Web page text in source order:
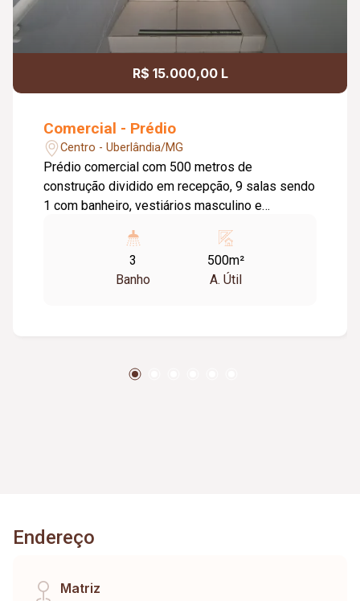
R$ 15.000,00 L
Comercial - Prédio
Centro - Uberlândia/MG
Prédio comercial com 500 metros de
construção dividido em recepção, 9 salas sendo
1 com banheiro, vestiários masculino e
3
Banho
500m²
A. Útil
Endereço
Matriz